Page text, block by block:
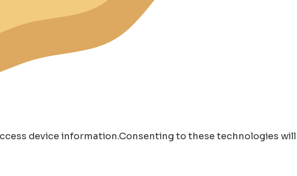
device information.Consenting to these technologies will